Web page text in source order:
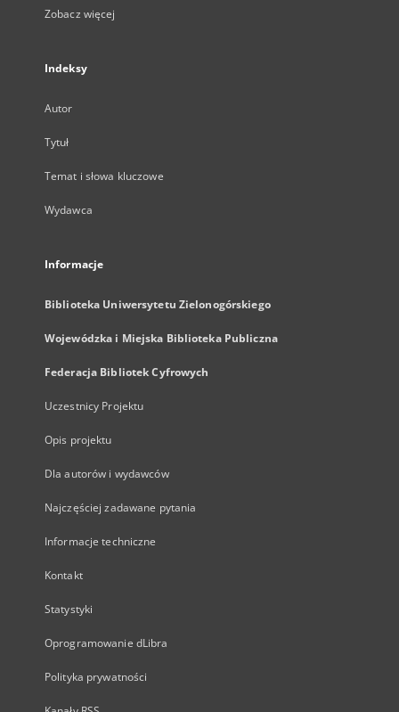
Zobacz więcej
Indeksy
Autor
Tytuł
Temat i słowa kluczowe
Wydawca
Informacje
Biblioteka Uniwersytetu Zielonogórskiego
Wojewódzka i Miejska Biblioteka Publiczna
Federacja Bibliotek Cyfrowych
Uczestnicy Projektu
Opis projektu
Dla autorów i wydawców
Najczęściej zadawane pytania
Informacje techniczne
Kontakt
Statystyki
Oprogramowanie dLibra
Polityka prywatności